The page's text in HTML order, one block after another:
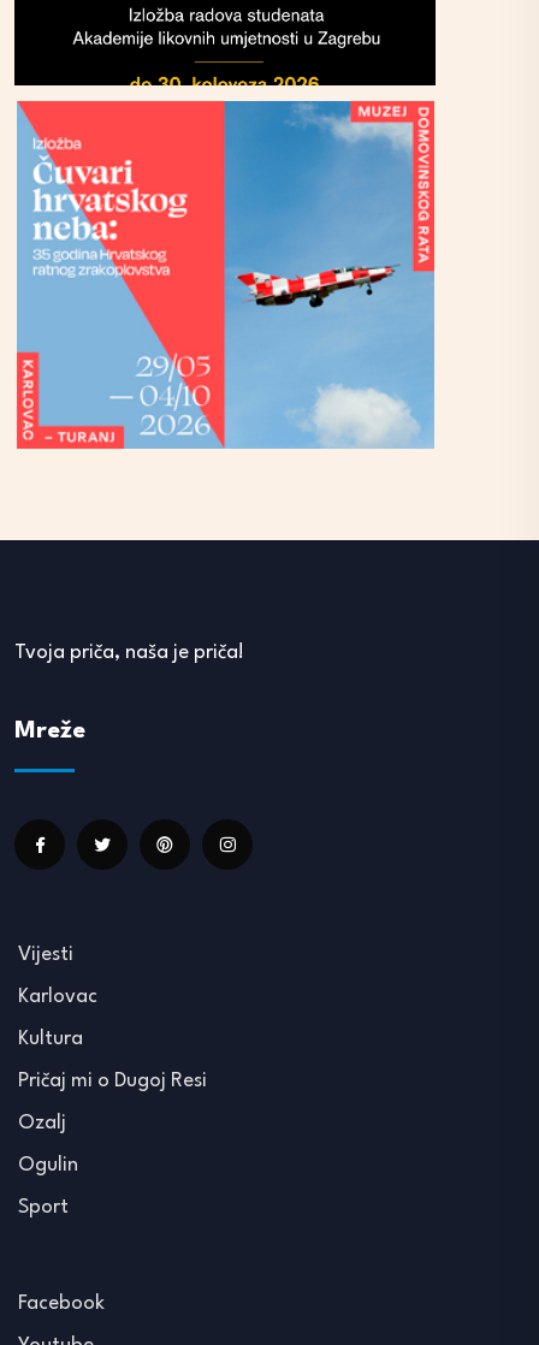
Tvoja priča, naša je priča!
Mreže
Vijesti
Karlovac
Kultura
Pričaj mi o Dugoj Resi
Ozalj
Ogulin
Sport
Facebook